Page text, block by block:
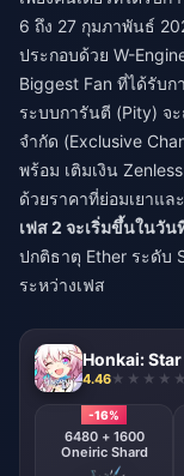
6 ถึง 27 กุมภาพันธ์
ประกอบด้วย W-
Biggest Fan ที่ได้รับก
ระบบการันตี (Pity) จ
จำกัด (Exclusive
พร้อม เติมเงิน
ด้วยราคาที่ย่อมเยาแ
เฟส 2 จะเริ่มขึ้นในวั
ปกติธาตุ Ether ระดับ
ระหว่างเฟส
Honkai: Star
4.46
-16%
6480 + 1600
Oneiric Shard